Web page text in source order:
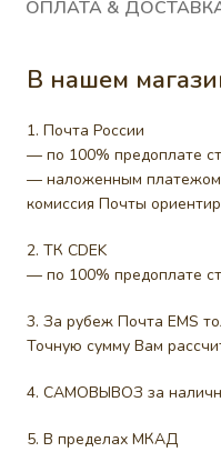
ОПЛАТА &
В нашем
1. Почта России
— по 100% предоплате
— наложенным платежом
комиссия Почты
2. ТК CDEK
— по 100% предоплате
3. За рубеж Почта EMS
Точную сумму Вам
4. САМОВЫВОЗ за
5. В пределах МКАД